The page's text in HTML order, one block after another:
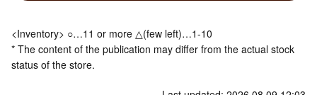
<Inventory> ○…11 or more △(few left)…1-10
* The content of the publication may differ from the actual stock
status of the store.